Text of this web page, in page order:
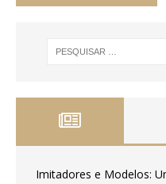
Imitadores e Modelos: